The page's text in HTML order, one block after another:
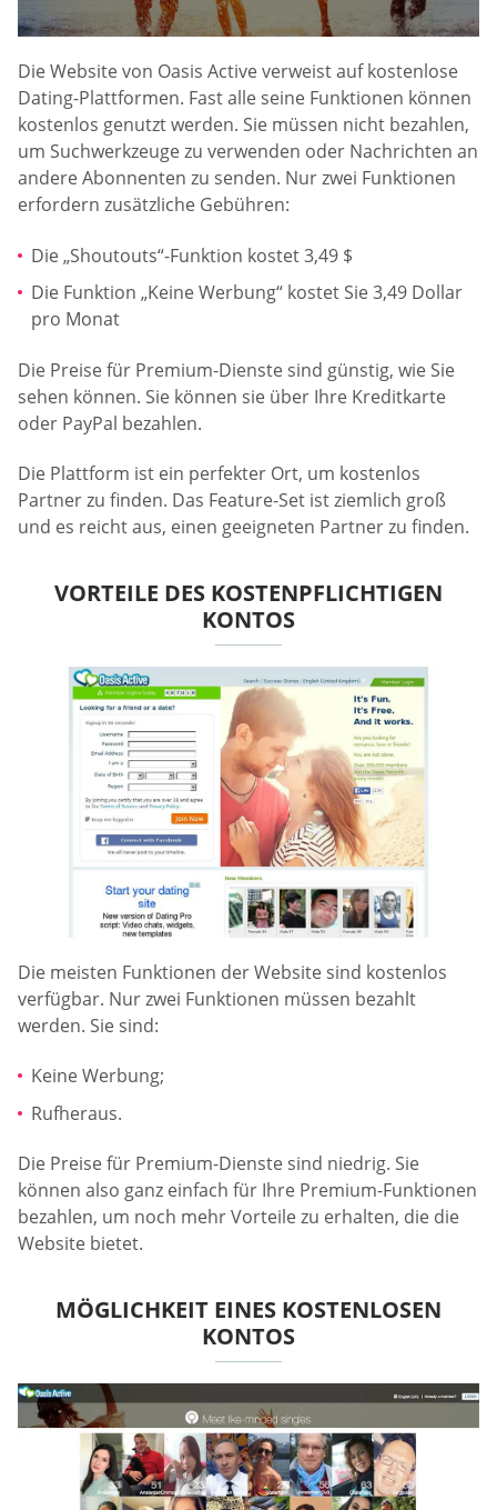
Die Website von Oasis Active verweist auf kostenlose
Dating-Plattformen. Fast alle seine Funktionen können
kostenlos genutzt werden. Sie müssen nicht bezahlen,
um Suchwerkzeuge zu verwenden oder Nachrichten an
andere Abonnenten zu senden. Nur zwei Funktionen
erfordern zusätzliche Gebühren:
Die „Shoutouts“-Funktion kostet 3,49 $
Die Funktion „Keine Werbung“ kostet Sie 3,49 Dollar
pro Monat
Die Preise für Premium-Dienste sind günstig, wie Sie
sehen können. Sie können sie über Ihre Kreditkarte
oder PayPal bezahlen.
Die Plattform ist ein perfekter Ort, um kostenlos
Partner zu finden. Das Feature-Set ist ziemlich groß
und es reicht aus, einen geeigneten Partner zu finden.
VORTEILE DES KOSTENPFLICHTIGEN
KONTOS
Die meisten Funktionen der Website sind kostenlos
verfügbar. Nur zwei Funktionen müssen bezahlt
werden. Sie sind:
Keine Werbung;
Rufheraus.
Die Preise für Premium-Dienste sind niedrig. Sie
können also ganz einfach für Ihre Premium-Funktionen
bezahlen, um noch mehr Vorteile zu erhalten, die die
Website bietet.
MÖGLICHKEIT EINES KOSTENLOSEN
KONTOS